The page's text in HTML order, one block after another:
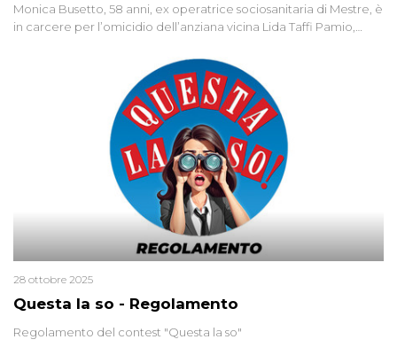
Monica Busetto, 58 anni, ex operatrice sociosanitaria di Mestre, è
in carcere per l’omicidio dell’anziana vicina Lida Taffi Pamio,
minuscola su una collanina, Monica si proclama innocente. Nel
2015 un’altra donna confessa lo stesso delitto, poi ritratta. Due
colpevoli per un solo omicidio: errore giudiziario o giustizia
Questa la so - Regolamento
28 ottobre 2025
Regolamento del contest "Questa la so"